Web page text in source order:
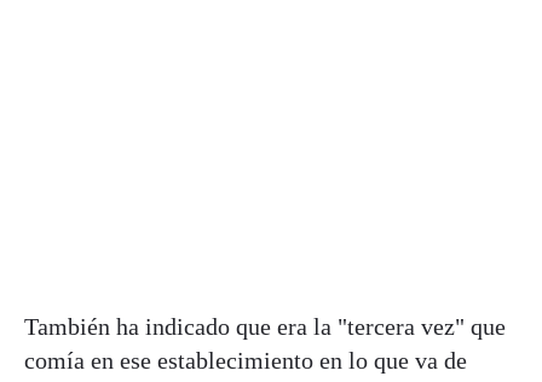
También ha indicado que era la "tercera vez" que
comía en ese establecimiento en lo que va de